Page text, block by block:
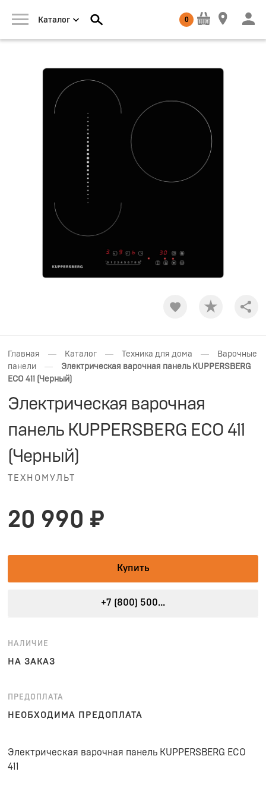
Каталог 0
Главная — Каталог — Техника для дома —
Варочные
панели
—
Электрическая варочная панель KUPPERSBERG
ECO 411 (Черный)
Электрическая варочная
панель KUPPERSBERG ECO 411
(Черный)
ТЕХНОМУЛЬТ
20 990 ₽
Купить
+7 (800) 500...
НАЛИЧИЕ
НА ЗАКАЗ
ПРЕДОПЛАТА
НЕОБХОДИМА ПРЕДОПЛАТА
Электрическая варочная панель KUPPERSBERG ECO
411